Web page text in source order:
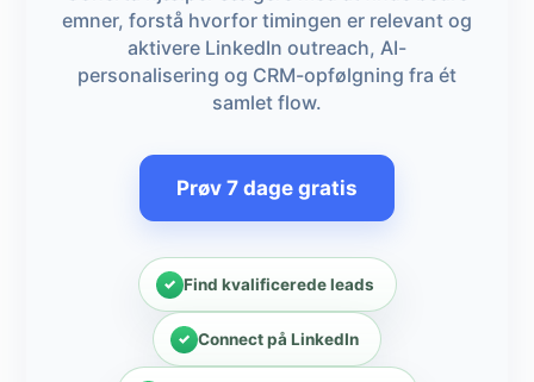
emner, forstå hvorfor timingen er relevant og
aktivere LinkedIn outreach, AI-
personalisering og CRM-opfølgning fra ét
samlet flow.
Prøv 7 dage gratis
Find kvalificerede leads
Connect på LinkedIn